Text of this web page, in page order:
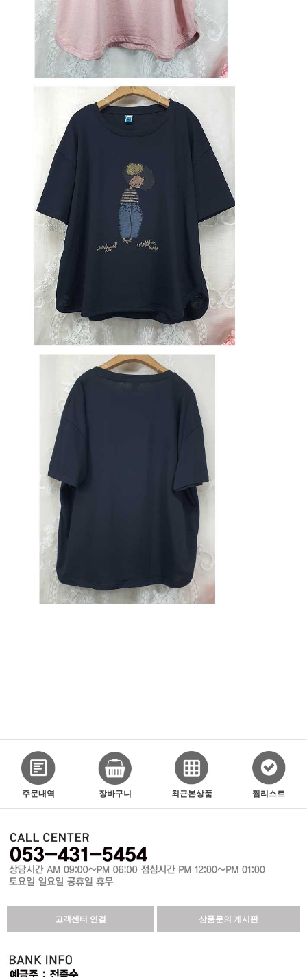
주문내역 장바구니 최근본상품 찜리스트
고객센터 연결 상품문의 게시판